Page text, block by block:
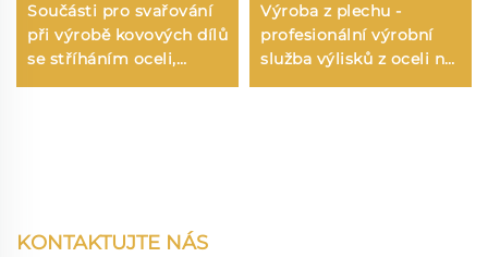
Součásti pro svařování
při výrobě kovových dílů
se stříháním oceli,
výroba výlisků na míru a
Výroba z plechu -
profesionální výrobní
služba výlisků z oceli na
míru
KONTAKTUJTE NÁS